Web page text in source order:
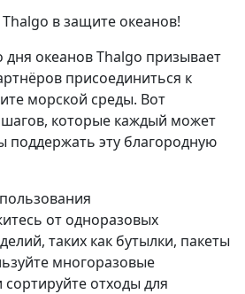
в защите океанов!
дня океанов Thalgo призывает
присоединиться к
морской среды. Вот
которые каждый может
поддержать эту благородную
от одноразовых
таких как бутылки, пакеты
многоразовые
отходы для